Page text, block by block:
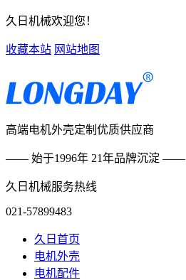
久日机械欢迎您！
收藏本站 网站地图
高端电机外壳定制优质供应商
—— 始于1996年 21年品牌沉淀 ——
久日机械服务热线
021-57899483
久日首页
电机外壳
电机配件